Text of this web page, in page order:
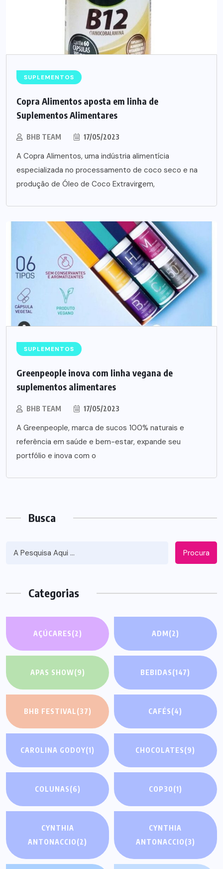
SUPLEMENTOS
Copra Alimentos aposta em linha de
Suplementos Alimentares
BHB TEAM 17/05/2023
A Copra Alimentos, uma indústria alimentícia
especializada no processamento de coco seco e na
produção de Óleo de Coco Extravirgem,
SUPLEMENTOS
Greenpeople inova com linha vegana de
suplementos alimentares
BHB TEAM 17/05/2023
A Greenpeople, marca de sucos 100% naturais e
referência em saúde e bem-estar, expande seu
portfólio e inova com o
Busca
Procura
Categorias
AÇÚCARES(2) ADM(2)
APAS SHOW(9) BEBIDAS(147)
BHB FESTIVAL(37) CAFÉS(4)
CAROLINA GODOY(1) CHOCOLATES(9)
COLUNAS(6) COP30(1)
CYNTHIA
ANTONACCIO(2)
CYNTHIA
ANTONACCIO(3)